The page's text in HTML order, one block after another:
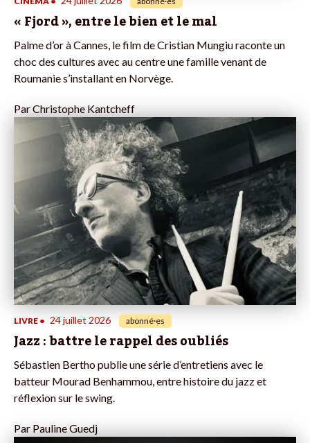
« Fjord », entre le bien et le mal
Palme d’or à Cannes, le film de Cristian Mungiu raconte un
choc des cultures avec au centre une famille venant de
Roumanie s’installant en Norvège.
ParChristophe Kantcheff
LIVRE • 24 juillet 2026 abonné·es
Jazz : battre le rappel des oubliés
Sébastien Bertho publie une série d’entretiens avec le
batteur Mourad Benhammou, entre histoire du jazz et
réflexion sur le swing.
Par Pauline Guedj